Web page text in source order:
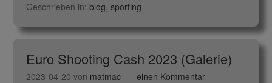
Geschrieben in: blog, sporting
Euro Shooting Cash 2023 (Galerie)
2023-04-20 von matmac
einen Kommentar